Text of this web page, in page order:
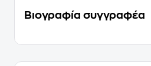
Βιογραφία συγγραφέα